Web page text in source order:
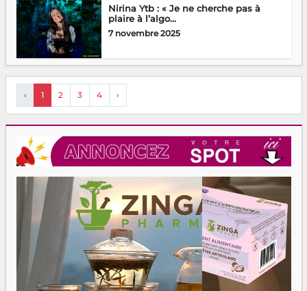
Nirina Ytb : « Je ne cherche pas à
plaire à l’algo...
7 novembre 2025
‹ 1 2 3 4 ›